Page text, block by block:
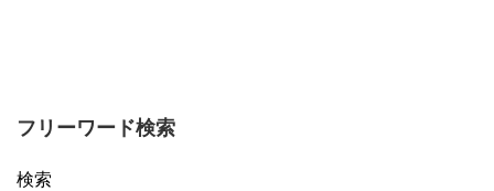
フリーワード検索
検索